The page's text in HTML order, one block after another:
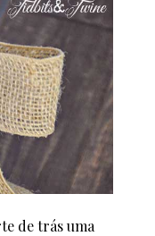
de trás uma